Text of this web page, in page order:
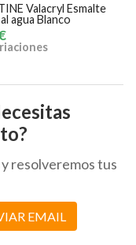
Valtodo
resolveremos tus
EMAIL